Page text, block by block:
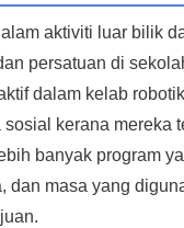
aktiviti luar bilik
persatuan di
dalam kelab
kerana mereka
banyak program
dan masa yang